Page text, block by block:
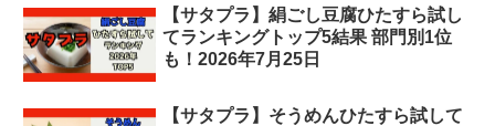
【サタプラ】絹ごし豆腐ひたすら試し
てランキングトップ5結果 部門別1位
も！2026年7月25日
【サタプラ】そうめんひたすら試して